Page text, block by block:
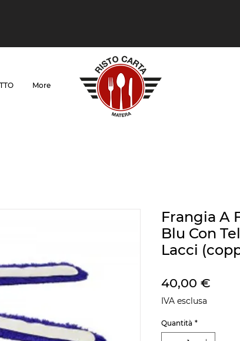
More
Frangia A
Blu Con
Lacci
40,00 €
IVA esclusa
Quantità *